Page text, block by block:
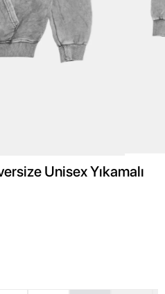
Unisex Yıkamalı